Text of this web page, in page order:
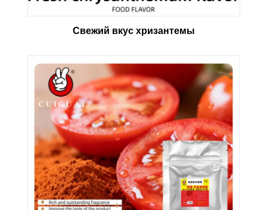
Свежий вкус хризантемы